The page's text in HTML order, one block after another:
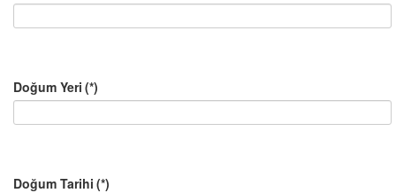
Doğum Yeri (*)
Doğum Tarihi (*)